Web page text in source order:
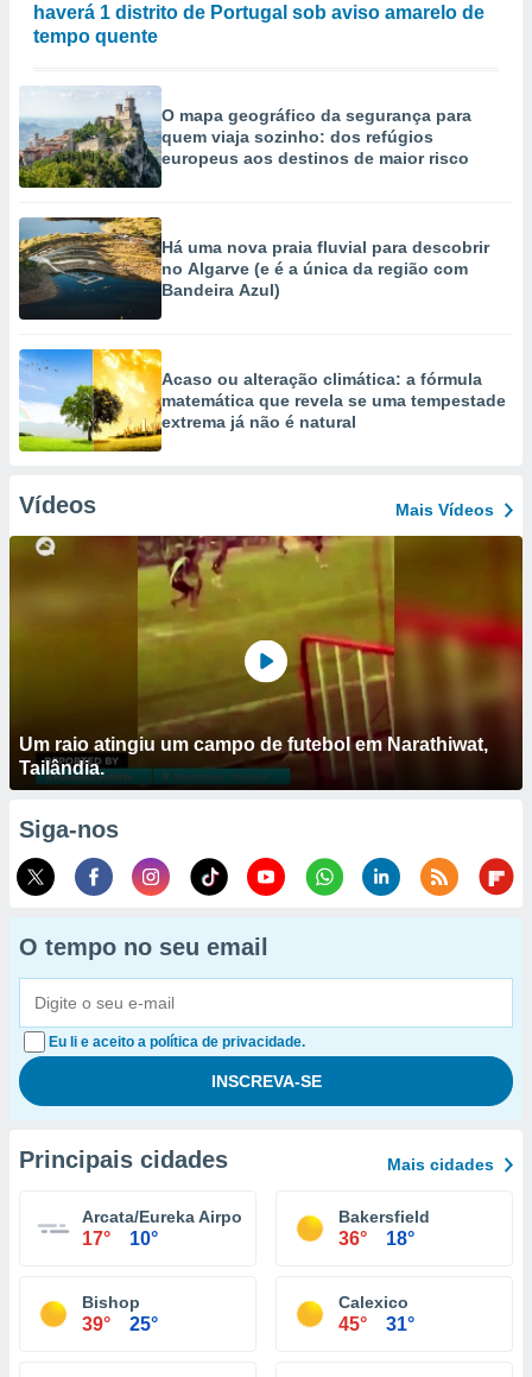
haverá 1 distrito de Portugal sob aviso amarelo de
tempo quente
O mapa geográfico da segurança para
quem viaja sozinho: dos refúgios
europeus aos destinos de maior risco
Há uma nova praia fluvial para descobrir
no Algarve (e é a única da região com
Bandeira Azul)
Acaso ou alteração climática: a fórmula
matemática que revela se uma tempestade
extrema já não é natural
Vídeos Mais Vídeos
Um raio atingiu um campo de futebol em Narathiwat,
Tailândia.
Siga-nos
O tempo no seu email
Eu li e aceito a política de privacidade.
Principais cidades Mais cidades
Arcata/Eureka Airport
17° 10°
Bakersfield
36° 18°
Bishop
39° 25°
Calexico
45° 31°